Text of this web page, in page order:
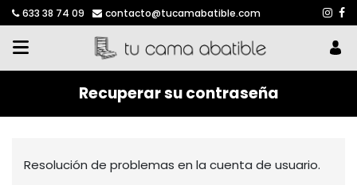
633 38 74 09 contacto@tucamabatible.com
Recuperar su contraseña
Resolución de problemas en la cuenta de usuario.